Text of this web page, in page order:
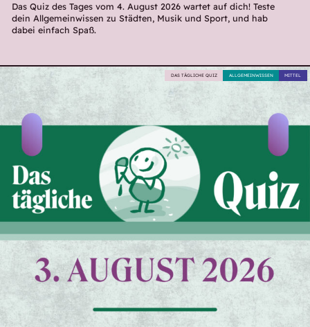
Das Quiz des Tages vom 4. August 2026 wartet auf dich! Teste
dein Allgemeinwissen zu Städten, Musik und Sport, und hab
dabei einfach Spaß.
MITTEL
ALLGEMEINWISSEN
DAS TÄGLICHE QUIZ